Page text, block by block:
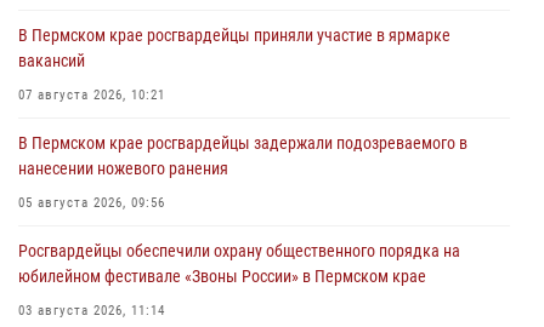
В Пермском крае росгвардейцы приняли участие в ярмарке
вакансий
07 августа 2026, 10:21
В Пермском крае росгвардейцы задержали подозреваемого в
нанесении ножевого ранения
05 августа 2026, 09:56
Росгвардейцы обеспечили охрану общественного порядка на
юбилейном фестивале «Звоны России» в Пермском крае
03 августа 2026, 11:14